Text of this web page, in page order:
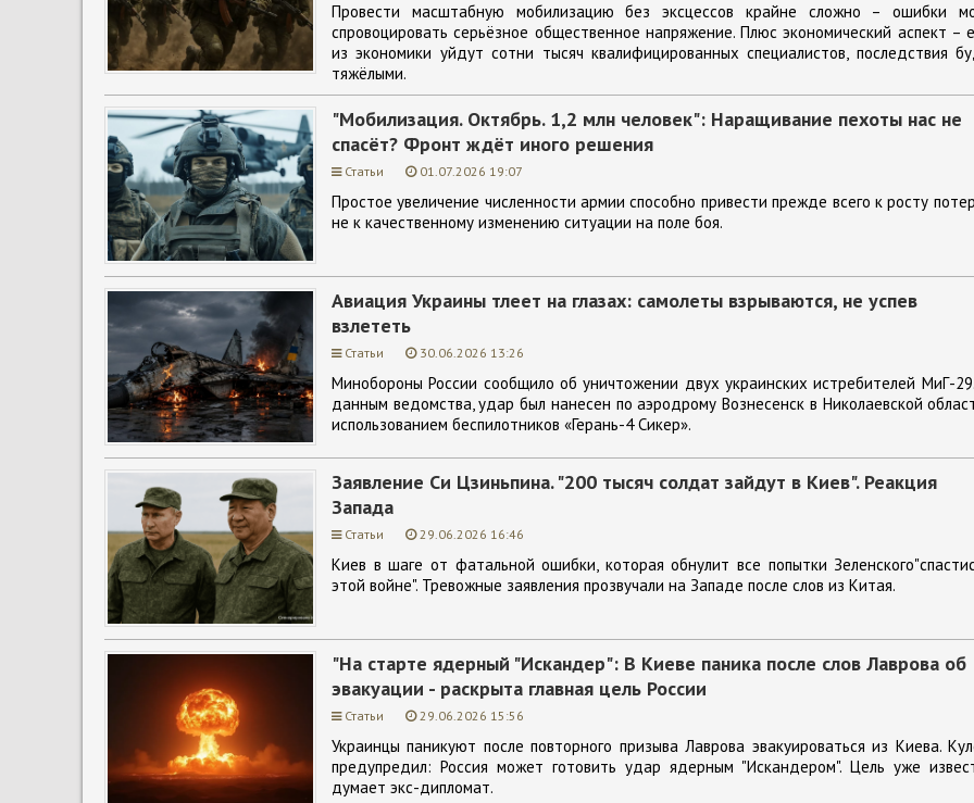
Провести масштабную мобилизацию без эксцессов крайне сложно – ошибки
спровоцировать серьёзное общественное напряжение. Плюс экономический аспект –
из экономики уйдут сотни тысяч квалифицированных специалистов, последствия
тяжёлыми.
"Мобилизация. Октябрь. 1,2 млн человек": Наращивание пехоты нас не
спасёт? Фронт ждёт иного решения
Статьи 01.07.2026 19:07
Простое увеличение численности армии способно привести прежде всего к росту
не к качественному изменению ситуации на поле боя.
Авиация Украины тлеет на глазах: самолеты взрываются, не успев
взлететь
Статьи 30.06.2026 13:26
Минобороны России сообщило об уничтожении двух украинских истребителей МиГ-
данным ведомства, удар был нанесен по аэродрому Вознесенск в Николаевской
использованием беспилотников «Герань-4 Сикер».
Заявление Си Цзиньпина. "200 тысяч солдат зайдут в Киев". Реакция
Запада
Статьи 29.06.2026 16:46
Киев в шаге от фатальной ошибки, которая обнулит все попытки
этой войне". Тревожные заявления прозвучали на Западе после слов из Китая.
"На старте ядерный "Искандер": В Киеве паника после слов Лаврова об
эвакуации - раскрыта главная цель России
Статьи 29.06.2026 15:56
Украинцы паникуют после повторного призыва Лаврова эвакуироваться из Киева.
предупредил: Россия может готовить удар ядерным "Искандером". Цель уже
думает экс-дипломат.